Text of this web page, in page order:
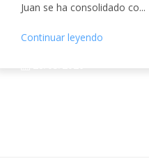
Juan se ha consolidado co...
Continuar leyendo